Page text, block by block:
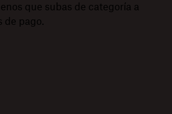
que subas de categoría a
de pago.